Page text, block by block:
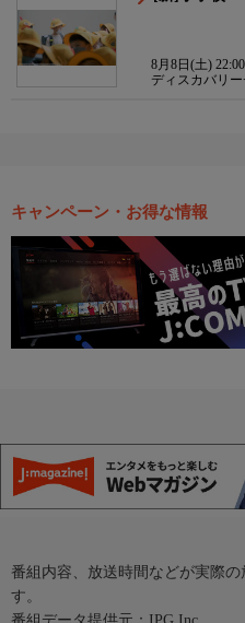
8月8日(土)
ディスカバリ
キャンペーン・お得な情報
番組内容、放送時間などが実際
す。